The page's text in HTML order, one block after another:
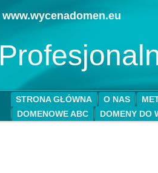
www.wycenadomen.eu
STRONA GŁÓWNA O NAS
DOMENOWE ABC
DOMENY DO